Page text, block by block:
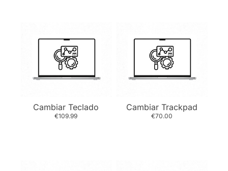
Cambiar Teclado
€109.99
Cambiar Trackpad
€70.00